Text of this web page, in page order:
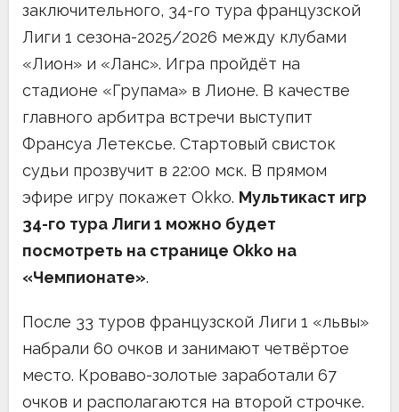
заключительного, 34-го тура французской
Лиги 1 сезона-2025/2026 между клубами
«Лион» и «Ланс». Игра пройдёт на
стадионе «Групама» в Лионе. В качестве
главного арбитра встречи выступит
Франсуа Летексье. Стартовый свисток
судьи прозвучит в 22:00 мск. В прямом
эфире игру покажет Okko. Мультикаст игр
34-го тура Лиги 1 можно будет
посмотреть на странице Okko на
«Чемпионате».
После 33 туров французской Лиги 1 «львы»
набрали 60 очков и занимают четвёртое
место. Кроваво-золотые заработали 67
очков и располагаются на второй строчке.